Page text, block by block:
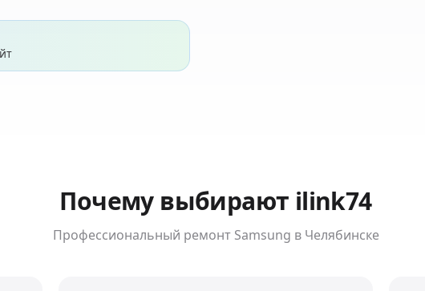
Почему выбирают ilink74
Профессиональный ремонт Samsung в Челябинске